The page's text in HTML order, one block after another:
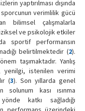
yaptırılması dışında
verimlilik gücü
bilimsel çalışmalarla
ve psikolojik etkiler
sportif performansın
belirtilmektedir (2).
taşımaktadır. Yanlış
yenilgi, istenilen verimi
(3). Son yıllarda genel
solunum kası ısınma
katkı sağladığı